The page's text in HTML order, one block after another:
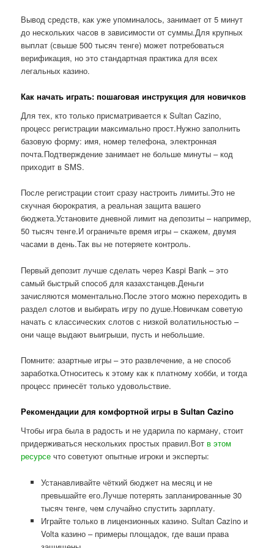
Вывод средств, как уже упоминалось, занимает от 5 минут
до нескольких часов в зависимости от суммы.Для крупных
выплат (свыше 500 тысяч тенге) может потребоваться
верификация, но это стандартная практика для всех
легальных казино.
Как начать играть: пошаговая инструкция для новичков
Для тех, кто только присматривается к Sultan Cazino,
процесс регистрации максимально прост.Нужно заполнить
базовую форму: имя, номер телефона, электронная
почта.Подтверждение занимает не больше минуты – код
приходит в SMS.
После регистрации стоит сразу настроить лимиты.Это не
скучная бюрократия, а реальная защита вашего
бюджета.Установите дневной лимит на депозиты – например,
50 тысяч тенге.И ограничьте время игры – скажем, двумя
часами в день.Так вы не потеряете контроль.
Первый депозит лучше сделать через Kaspi Bank – это
самый быстрый способ для казахстанцев.Деньги
зачисляются моментально.После этого можно переходить в
раздел слотов и выбирать игру по душе.Новичкам советую
начать с классических слотов с низкой волатильностью –
они чаще выдают выигрыши, пусть и небольшие.
Помните: азартные игры – это развлечение, а не способ
заработка.Относитесь к этому как к платному хобби, и тогда
процесс принесёт только удовольствие.
Рекомендации для комфортной игры в Sultan Cazino
Чтобы игра была в радость и не ударила по карману, стоит
придерживаться нескольких простых правил.Вотв этом
ресурсе что советуют опытные игроки и эксперты:
Устанавливайте чёткий бюджет на месяц и не
превышайте его.Лучше потерять запланированные 30
тысяч тенге, чем случайно спустить зарплату.
Играйте только в лицензионных казино. Sultan Cazino и
Volta казино – примеры площадок, где ваши права